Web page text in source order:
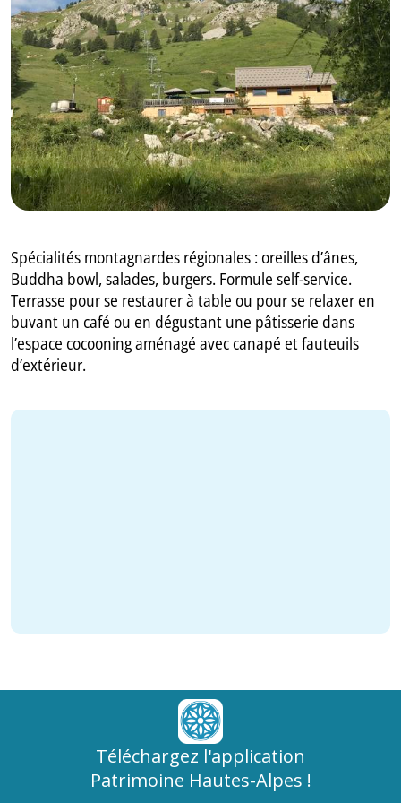
GB
IT
Spécialités montagnardes régionales : oreilles d’ânes,
Buddha bowl, salades, burgers. Formule self-service.
Terrasse pour se restaurer à table ou pour se relaxer en
buvant un café ou en dégustant une pâtisserie dans
l’espace cocooning aménagé avec canapé et fauteuils
d’extérieur.
Téléchargez l'application
Patrimoine Hautes-Alpes !